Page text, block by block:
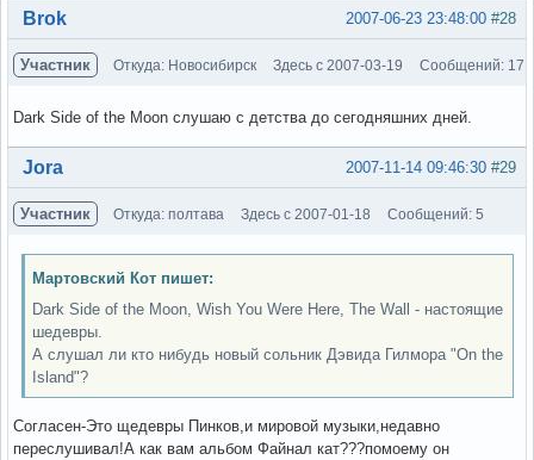
Вне форума #28
2007-06-23 23:48:00
Brok
Участник Откуда: Новосибирск Здесь с 2007-03-19 Сообщений: 17
Dark Side of the Moon слушаю с детства до сегодняшних дней.
Вне форума #29
2007-11-14 09:46:30
Jora
Участник Откуда: полтава Здесь с 2007-01-18 Сообщений: 5
Мартовский Кот пишет:
Dark Side of the Moon, Wish You Were Here, The Wall - настоящие
шедевры.
А слушал ли кто нибудь новый сольник Дэвида Гилмора "On the
Island"?
Согласен-Это щедевры Пинков,и мировой музыки,недавно
переслушивал!А как вам альбом Файнал кат???помоему он